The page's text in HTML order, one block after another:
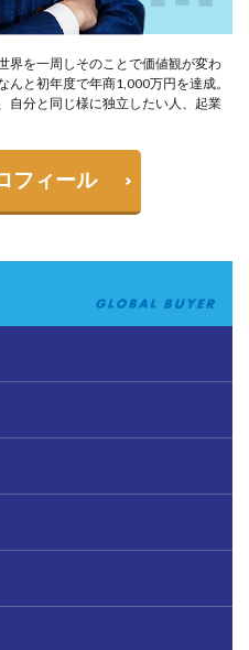
界を一周しそのことで価値観が変わ
と初年度で年商1,000万円を達成。
自分と同じ様に独立したい人、起業
フィール